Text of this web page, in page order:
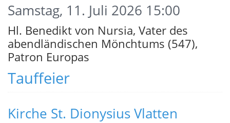
Tauffeier
Samstag, 11. Juli 2026 15:00
Hl. Benedikt von Nursia, Vater des
abendländischen Mönchtums (547),
Patron Europas
Kirche St. Dionysius Vlatten